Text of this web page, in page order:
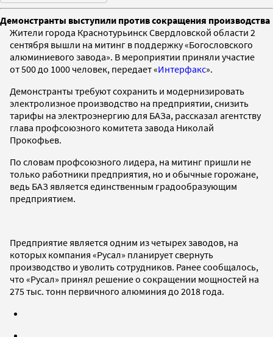
Демонстранты выступили против сокращения производства
Жители города Краснотурьинск Свердловской области 2
сентября вышли на митинг в поддержку «Богословского
алюминиевого завода». В мероприятии приняли участие
от 500 до 1000 человек, передает «Интерфакс».
Демонстранты требуют сохранить и модернизировать
электролизное производство на предприятии, снизить
тарифы на электроэнергию для БАЗа, рассказал агентству
глава профсоюзного комитета завода Николай
Прокофьев.
По словам профсоюзного лидера, на митинг пришли не
только работники предприятия, но и обычные горожане,
ведь БАЗ является единственным градообразующим
предприятием.
Предприятие является одним из четырех заводов, на
которых компания «Русал» планирует свернуть
производство и уволить сотрудников. Ранее сообщалось,
что «Русал» принял решение о сокращении мощностей на
275 тыс. тонн первичного алюминия до 2018 года.